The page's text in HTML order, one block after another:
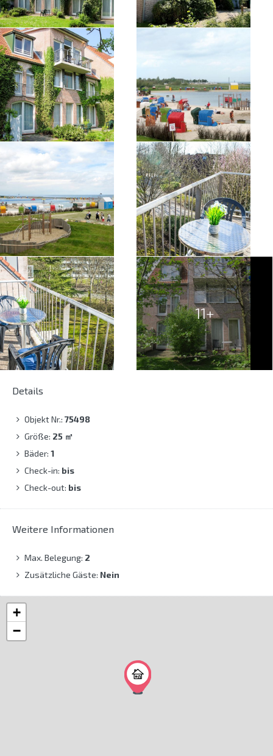
11+
Details
Objekt Nr.: 75498
Größe: 25 ㎡
Bäder: 1
Check-in: bis
Check-out: bis
Weitere Informationen
Max. Belegung: 2
Zusätzliche Gäste: Nein
+
−